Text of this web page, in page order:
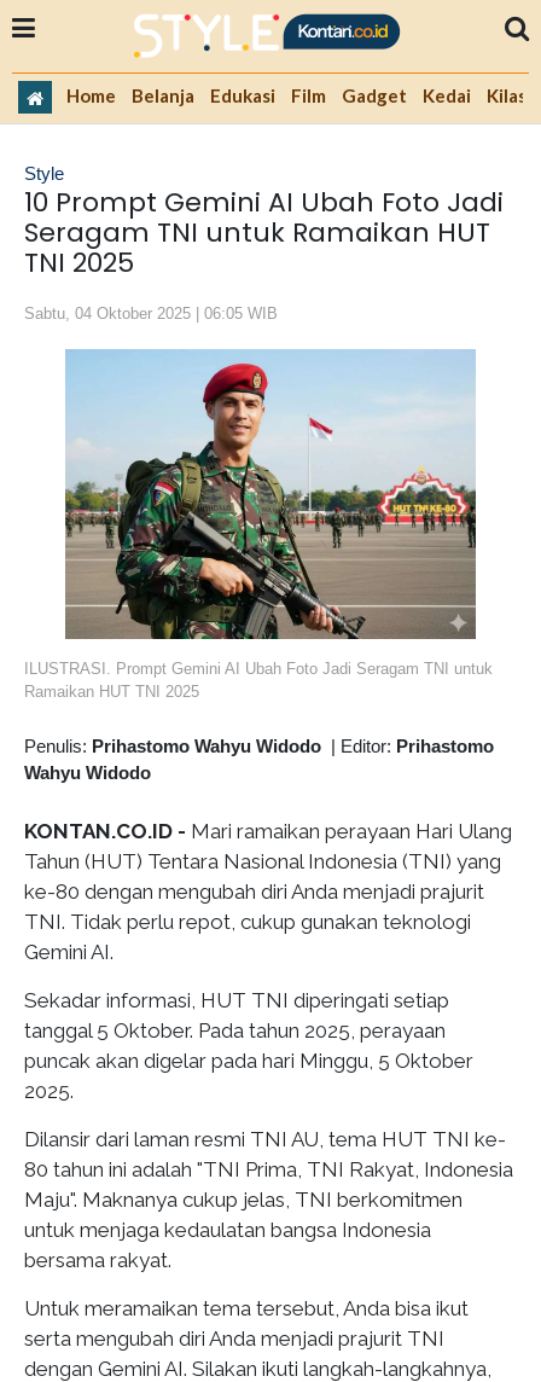
Home Belanja Edukasi Film Gadget Kedai Kilas
Style
10 Prompt Gemini AI Ubah Foto Jadi
Seragam TNI untuk Ramaikan HUT
TNI 2025
Sabtu, 04 Oktober 2025 | 06:05 WIB
ILUSTRASI. Prompt Gemini AI Ubah Foto Jadi Seragam TNI untuk
Ramaikan HUT TNI 2025
Penulis: Prihastomo Wahyu Widodo | Editor: Prihastomo
Wahyu Widodo
KONTAN.CO.ID - Mari ramaikan perayaan Hari Ulang
Tahun (HUT) Tentara Nasional Indonesia (TNI) yang
ke-80 dengan mengubah diri Anda menjadi prajurit
TNI. Tidak perlu repot, cukup gunakan teknologi
Gemini AI.
Sekadar informasi, HUT TNI diperingati setiap
tanggal 5 Oktober. Pada tahun 2025, perayaan
puncak akan digelar pada hari Minggu, 5 Oktober
2025.
Dilansir dari laman resmi TNI AU, tema HUT TNI ke-
80 tahun ini adalah "TNI Prima, TNI Rakyat, Indonesia
Maju". Maknanya cukup jelas, TNI berkomitmen
untuk menjaga kedaulatan bangsa Indonesia
bersama rakyat.
Untuk meramaikan tema tersebut, Anda bisa ikut
serta mengubah diri Anda menjadi prajurit TNI
dengan Gemini AI. Silakan ikuti langkah-langkahnya,